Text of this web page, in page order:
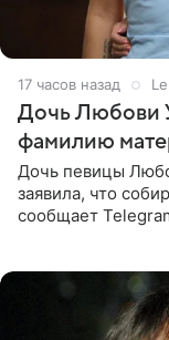
17 часов назад
Дочь Любови
фамилию
Дочь певицы
заявила, что
сообщает